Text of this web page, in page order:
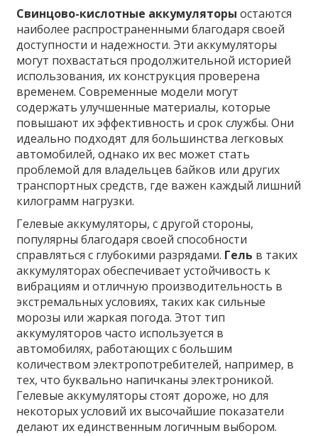
Свинцово-кислотные аккумуляторы остаются
наиболее распространенными благодаря своей
доступности и надежности. Эти аккумуляторы
могут похвастаться продолжительной историей
использования, их конструкция проверена
временем. Современные модели могут
содержать улучшенные материалы, которые
повышают их эффективность и срок службы. Они
идеально подходят для большинства легковых
автомобилей, однако их вес может стать
проблемой для владельцев байков или других
транспортных средств, где важен каждый лишний
килограмм нагрузки.
Гелевые аккумуляторы, с другой стороны,
популярны благодаря своей способности
справляться с глубокими разрядами. Гель в таких
аккумуляторах обеспечивает устойчивость к
вибрациям и отличную производительность в
экстремальных условиях, таких как сильные
морозы или жаркая погода. Этот тип
аккумуляторов часто используется в
автомобилях, работающих с большим
количеством электропотребителей, например, в
тех, что буквально напичканы электроникой.
Гелевые аккумуляторы стоят дороже, но для
некоторых условий их высочайшие показатели
делают их единственным логичным выбором.